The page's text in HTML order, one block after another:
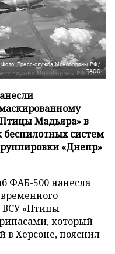
Фото: Пресс-служба Минобороны РФ/
ТАСС
Мадьяра» в
беспилотных систем
«Днепр»
ФАБ-500 нанесла
ВСУ «Птицы
который
в Херсоне, пояснил